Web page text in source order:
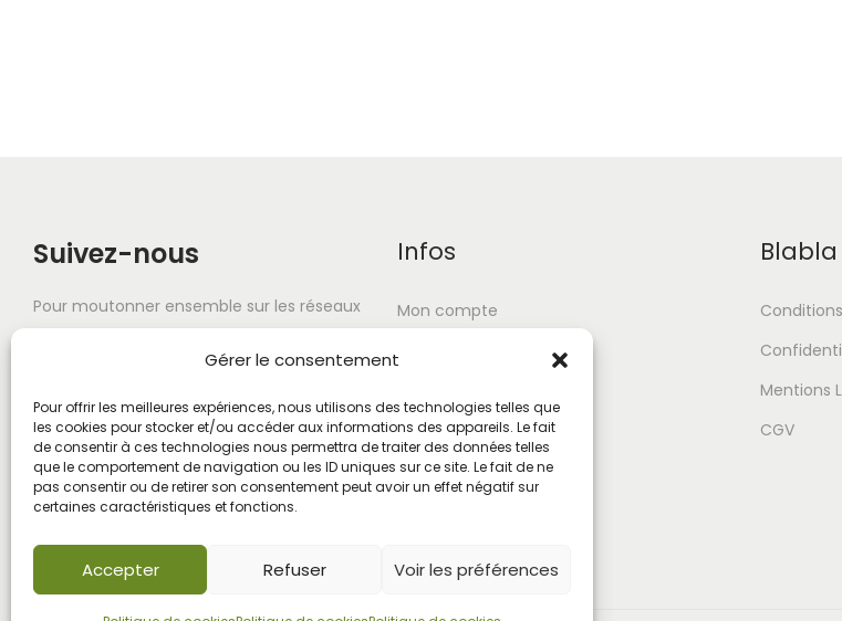
Gérer le consentement
Pour offrir les meilleures expériences, nous utilisons des technologies telles que
les cookies pour stocker et/ou accéder aux informations des appareils. Le fait
de consentir à ces technologies nous permettra de traiter des données telles
que le comportement de navigation ou les ID uniques sur ce site. Le fait de ne
pas consentir ou de retirer son consentement peut avoir un effet négatif sur
certaines caractéristiques et fonctions.
Accepter Refuser Voir les préférences
Suivez-nous
Pour moutonner ensemble sur les réseaux
Infos
Mon compte
Livraison-Retour
Blabla
Mentions
CGV